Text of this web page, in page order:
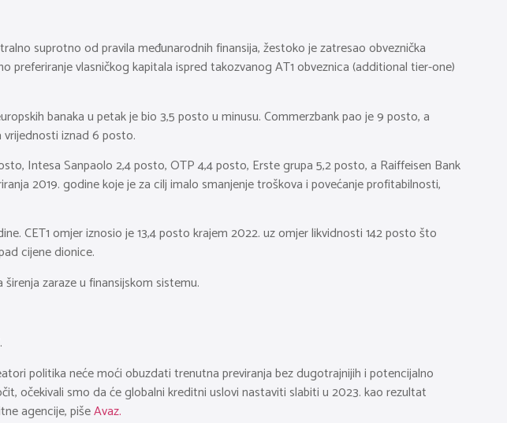
suprotno od pravila međunarodnih finansija, žestoko je zatresao obveznička
vlasničkog kapitala ispred takozvanog AT1 obveznica (additional tier-one)
banaka u petak je bio 3,5 posto u minusu. Commerzbank pao je 9 posto, a
vrijednosti iznad 6 posto.
Intesa Sanpaolo 2,4 posto, OTP 4,4 posto, Erste grupa 5,2 posto, a Raiffeisen Bank
2019. godine koje je za cilj imalo smanjenje troškova i povećanje profitabilnosti,
CET1 omjer iznosio je 13,4 posto krajem 2022. uz omjer likvidnosti 142 posto što
cijene dionice.
zaraze u finansijskom sistemu.
politika neće moći obuzdati trenutna previranja bez dugotrajnijih i potencijalno
očekivali smo da će globalni kreditni uslovi nastaviti slabiti u 2023. kao rezultat
agencije, pišeAvaz.